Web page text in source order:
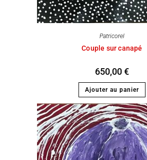
Patricorel
Couple sur canapé
650,00€
Ajouter au panier